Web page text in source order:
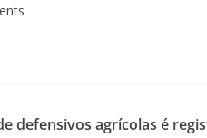
defensivos agrícolas é